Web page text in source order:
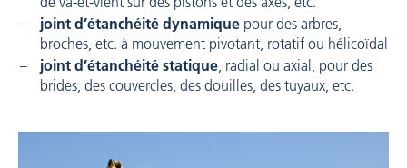
joint d’étanchéité dynamique pour des arbres,
broches, etc. à mouvement pivotant, rotatif ou hélicoïdal
joint d’étanchéité statique, radial ou axial, pour des
brides, des couvercles, des douilles, des tuyaux, etc.